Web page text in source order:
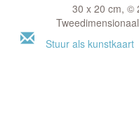
30 x 20 cm, ©
Stuur als kunstkaart